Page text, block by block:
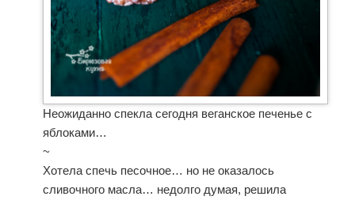
Неожиданно спекла сегодня веганское печенье с
яблоками…
~
Хотела спечь песочное… но не оказалось
сливочного масла… недолго думая, решила